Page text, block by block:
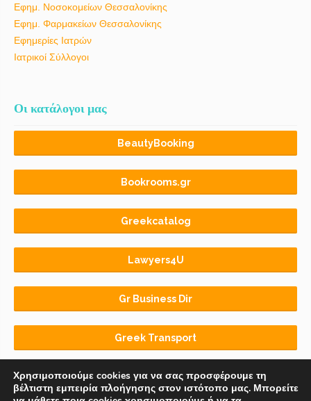
Εφημ. Νοσοκομείων Θεσσαλονίκης
Εφημ. Φαρμακείων Θεσσαλονίκης
Εφημερίες Ιατρών
Ιατρικοί Σύλλογοι
Οι κατάλογοι μας
BeautyBooking
Bookrooms.gr
Greekcatalog
Lawyers4U
Gr Business Dir
Greek Transport
Χρησιμοποιούμε cookies για να σας προσφέρουμε τη
βέλτιστη εμπειρία πλοήγησης στον ιστότοπο μας. Μπορείτε